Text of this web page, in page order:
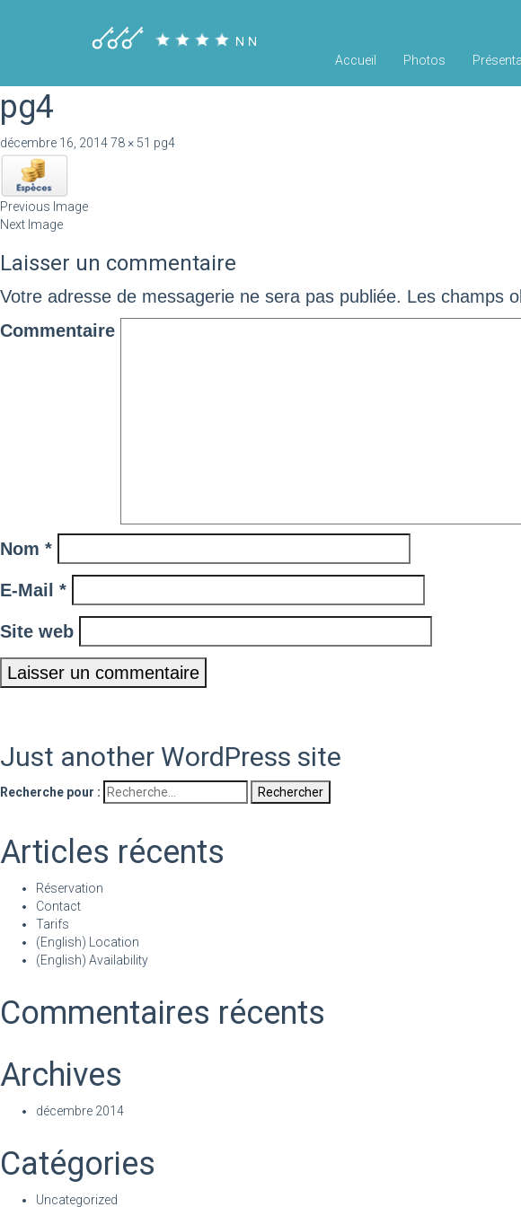
Accueil Photos
pg4
décembre 16, 201478 × 51 pg4
Previous Image
Next Image
Laisser un commentaire
Votre adresse de messagerie ne sera pas publiée. Les champs
Commentaire
Nom *
E-Mail *
Site web
Just another WordPress site
Recherche pour :
Articles récents
Réservation
Contact
Tarifs
(English) Location
(English) Availability
Commentaires récents
Archives
décembre 2014
Catégories
Uncategorized